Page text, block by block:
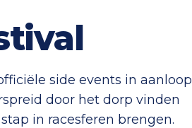
side events in aanloop
door het dorp vinden
in racesferen brengen.